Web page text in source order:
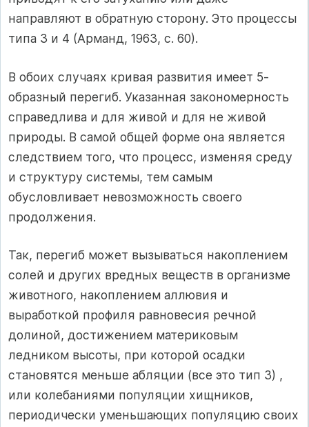
направляют в обратную сторону. Это процессы
типа 3 и 4 (Арманд, 1963, с. 60).
В обоих случаях кривая развития имеет 5-
образный перегиб. Указанная закономерность
справедлива и для живой и для не живой
природы. В самой общей форме она является
следствием того, что процесс, изменяя среду
и структуру системы, тем самым
обусловливает невозможность своего
продолжения.
Так, перегиб может вызываться накоплением
солей и других вредных веществ в организме
животного, накоплением аллювия и
выработкой профиля равновесия речной
долиной, достижением материковым
ледником высоты, при которой осадки
становятся меньше абляции (все это тип 3) ,
или колебаниями популяции хищников,
периодически уменьшающих популяцию своих